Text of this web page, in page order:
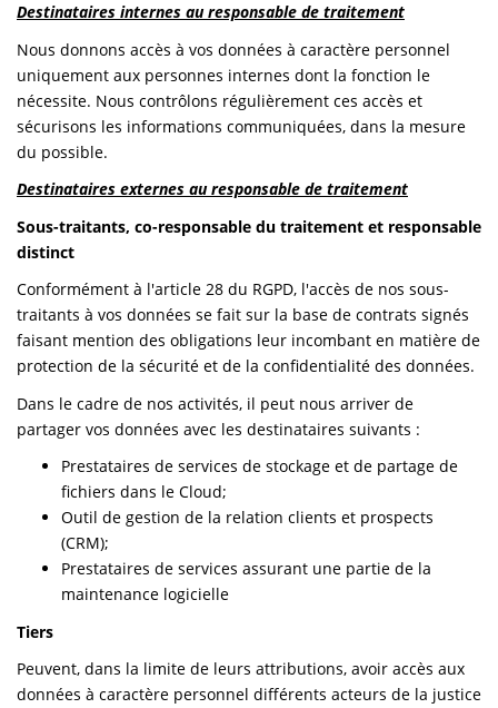
Destinataires internes au responsable de traitement
Nous donnons accès à vos données à caractère personnel
uniquement aux personnes internes dont la fonction le
nécessite. Nous contrôlons régulièrement ces accès et
sécurisons les informations communiquées, dans la mesure
du possible.
Destinataires externes au responsable de traitement
Sous-traitants, co-responsable du traitement et responsable
distinct
Conformément à l'article 28 du RGPD, l'accès de nos sous-
traitants à vos données se fait sur la base de contrats signés
faisant mention des obligations leur incombant en matière de
protection de la sécurité et de la confidentialité des données.
Dans le cadre de nos activités, il peut nous arriver de
partager vos données avec les destinataires suivants :
Prestataires de services de stockage et de partage de
fichiers dans le Cloud;
Outil de gestion de la relation clients et prospects
(CRM);
Prestataires de services assurant une partie de la
maintenance logicielle
Tiers
Peuvent, dans la limite de leurs attributions, avoir accès aux
données à caractère personnel différents acteurs de la justice